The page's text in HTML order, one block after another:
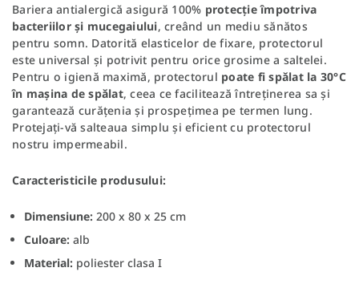
Bariera antialergică asigură 100% protecție împotriva
bacteriilor și mucegaiului, creând un mediu sănătos
pentru somn. Datorită elasticelor de fixare, protectorul
este universal și potrivit pentru orice grosime a saltelei.
Pentru o igienă maximă, protectorul poate fi spălat la 30°C
în mașina de spălat, ceea ce facilitează întreținerea sa și
garantează curățenia și prospețimea pe termen lung.
Protejați-vă salteaua simplu și eficient cu protectorul
nostru impermeabil.
Caracteristicile produsului:
Dimensiune: 200 x 80 x 25 cm
Culoare: alb
Material: poliester clasa I